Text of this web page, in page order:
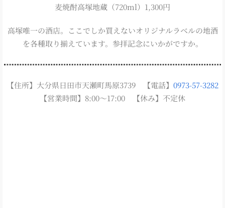
麦焼酎高塚地蔵（720ml）1,300円
高塚唯一の酒店。ここでしか買えないオリジナルラベルの地酒
を各種取り揃えています。参拝記念にいかがですか。
【住所】大分県日田市天瀬町馬原3739 【電話】 0973-57-3282
【営業時間】8:00～17:00 【休み】不定休